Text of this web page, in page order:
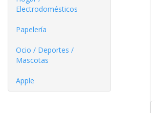
Electrodomésticos
Papelería
Ocio / Deportes /
Mascotas
Apple